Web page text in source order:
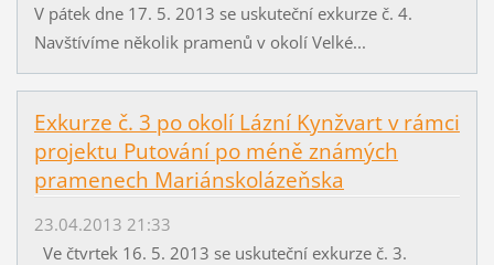
V pátek dne 17. 5. 2013 se uskuteční exkurze č. 4.
Navštívíme několik pramenů v okolí Velké...
Exkurze č. 3 po okolí Lázní Kynžvart v rámci
projektu Putování po méně známých
pramenech Mariánskolázeňska
23.04.2013 21:33
Ve čtvrtek 16. 5. 2013 se uskuteční exkurze č. 3.